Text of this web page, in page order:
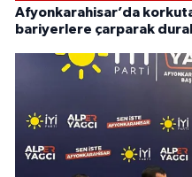
Afyonkarahisar’da
bariyerlere çarparak